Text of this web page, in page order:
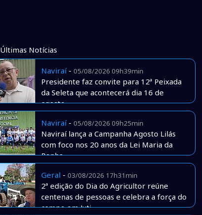
Últimas Notícias
Naviraí- 05/08/2026 09h39min
Presidente faz convite para 12ª Peixada
da Seleta que acontecerá dia 16 de
agosto
Naviraí- 05/08/2026 09h25min
Naviraí lança a Campanha Agosto Lilás
com foco nos 20 anos da Lei Maria da
Penha
Geral - 03/08/2026 17h31min
2ª edição do Dia do Agricultor reúne
centenas de pessoas e celebra a força do
campo em Juti